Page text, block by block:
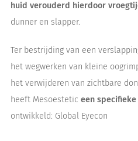
huid verouderd hierdoor
dunner en slapper.
Ter bestrijding van een
het wegwerken van kleine
het verwijderen van zichtbare
heeft Mesoestetic een
ontwikkeld: Global Eyecon